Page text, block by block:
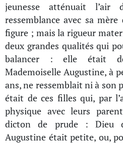
jeunesse atténuait l’air
ressemblance avec sa
figure ; mais la rigueur
deux grandes qualités qui
balancer : elle était
Mademoiselle Augustine, à
ans, ne ressemblait ni à son
était de ces filles qui, par
physique avec leurs
dicton de prude : Dieu
Augustine était petite, ou,